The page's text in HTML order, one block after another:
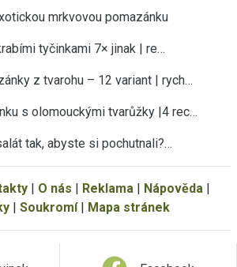
recepty, sezónní rady, tipy a návody
JakTak zpravodaji ve své e-
ZDARMA.
adresa
mrkvovou pomazánku
tyčinkami 7× jinak | re…
z tvarohu – 12 variant | rych…
s olomouckými tvarůžky |4 rec…
tak, abyste si pochutnali?…
| O nás | Reklama | Nápověda |
| Soukromí| Mapa stránek